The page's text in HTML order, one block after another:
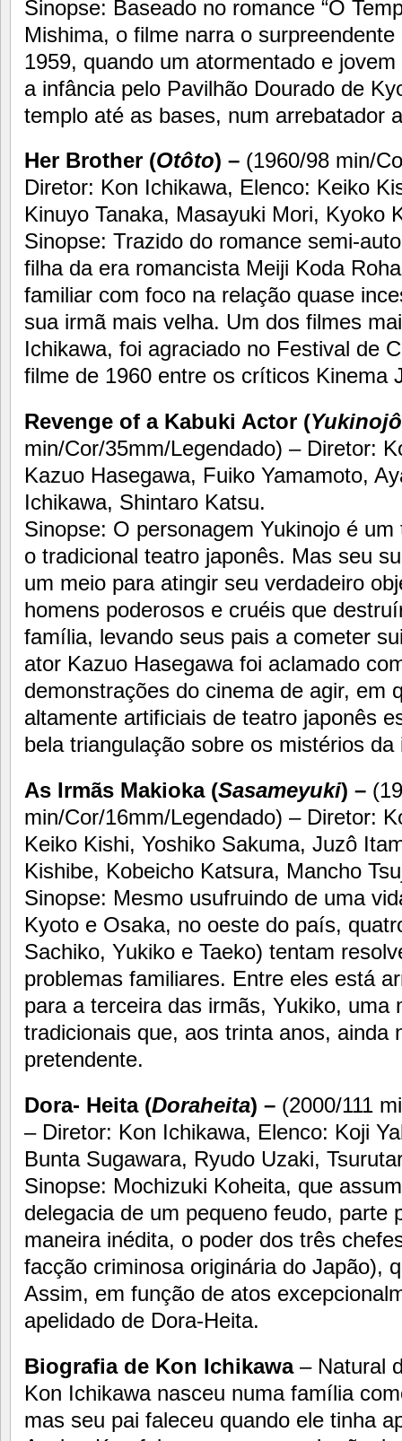
Sinopse: Baseado no romance “O
Mishima, o filme narra o
1959, quando um atormentado e
a infância pelo Pavilhão Dourado de
templo até as bases, num arrebatador
Her Brother (Otôto) – (1960/98 min/
Diretor: Kon Ichikawa, Elenco: Keiko
Kinuyo Tanaka, Masayuki Mori, Kyoko
Sinopse: Trazido do romance semi-
filha da era romancista Meiji Koda
familiar com foco na relação quase
sua irmã mais velha. Um dos filmes
Ichikawa, foi agraciado no Festival de
filme de 1960 entre os críticos Kinema
Revenge of a Kabuki Actor (
min/Cor/35mm/Legendado) – Diretor:
Kazuo Hasegawa, Fuiko Yamamoto,
Ichikawa, Shintaro Katsu.
Sinopse: O personagem Yukinojo é
o tradicional teatro japonês. Mas seu
um meio para atingir seu verdadeiro
homens poderosos e cruéis que
família, levando seus pais a cometer
ator Kazuo Hasegawa foi aclamado
demonstrações do cinema de agir, em
altamente artificiais de teatro japonês
bela triangulação sobre os mistérios
As Irmãs Makioka (Sasameyuki) –
min/Cor/16mm/Legendado) – Diretor:
Keiko Kishi, Yoshiko Sakuma, Juzô
Kishibe, Kobeicho Katsura, Mancho
Sinopse: Mesmo usufruindo de uma
Kyoto e Osaka, no oeste do país,
Sachiko, Yukiko e Taeko) tentam
problemas familiares. Entre eles está
para a terceira das irmãs, Yukiko, uma
tradicionais que, aos trinta anos, ainda
pretendente.
Dora- Heita (Doraheita) – (2000/111
– Diretor: Kon Ichikawa, Elenco: Koji
Bunta Sugawara, Ryudo Uzaki,
Sinopse: Mochizuki Koheita, que
delegacia de um pequeno feudo, parte
maneira inédita, o poder dos três
facção criminosa originária do Japão),
Assim, em função de atos
apelidado de Dora-Heita.
Biografia de Kon Ichikawa– Natural
Kon Ichikawa nasceu numa família
mas seu pai faleceu quando ele tinha